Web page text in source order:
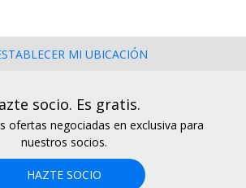
MI UBICACIÓN
socio. Es gratis.
ofertas negociadas en exclusiva para
nuestros socios.
HAZTE SOCIO